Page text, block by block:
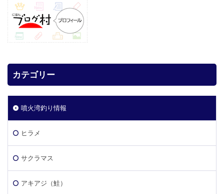
カテゴリー
噴火湾釣り情報
ヒラメ
サクラマス
アキアジ（鮭）